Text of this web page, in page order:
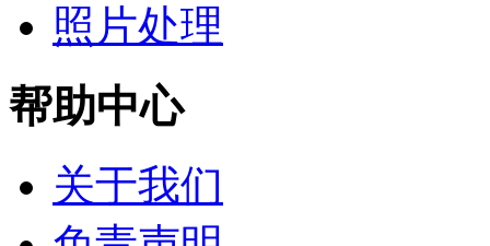
照片处理
帮助中心
关于我们